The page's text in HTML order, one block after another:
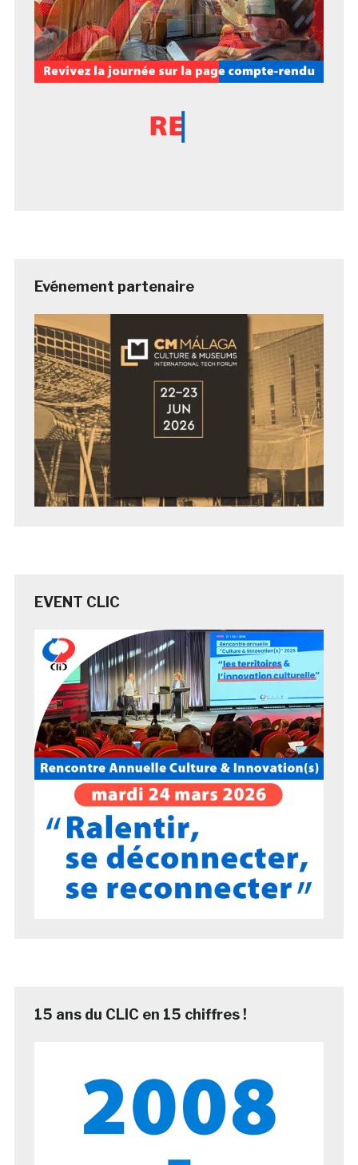
Evénement partenaire
EVENT CLIC
15 ans du CLIC en 15 chiffres !